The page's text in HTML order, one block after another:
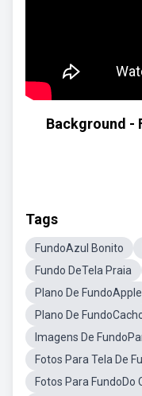
Background -
Tags
FundoAzul Bonito
Fundo DeTela Praia
Plano De FundoApple
Plano De
Imagens De
Fotos Para Tela De
Fotos Para FundoDo